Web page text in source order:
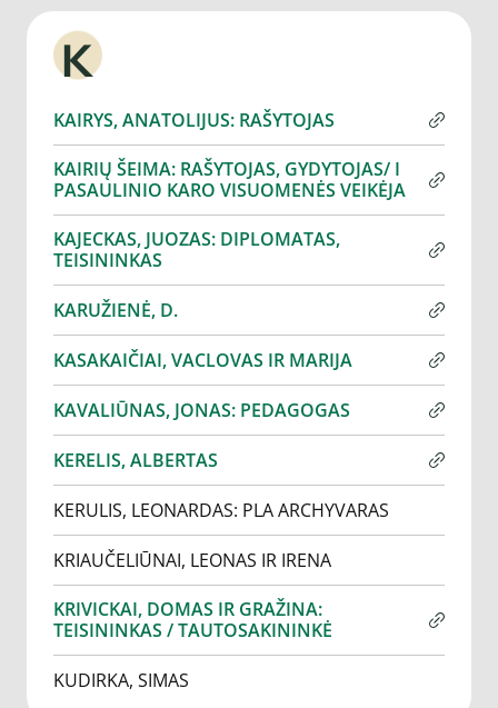
K
KAIRYS, ANATOLIJUS: RAŠYTOJAS
KAIRIŲ ŠEIMA: RAŠYTOJAS, GYDYTOJAS/ I
PASAULINIO KARO VISUOMENĖS VEIKĖJA
KAJECKAS, JUOZAS: DIPLOMATAS,
TEISININKAS
KARUŽIENĖ, D.
KASAKAIČIAI, VACLOVAS IR MARIJA
KAVALIŪNAS, JONAS: PEDAGOGAS
KERELIS, ALBERTAS
KERULIS, LEONARDAS: PLA ARCHYVARAS
KRIAUČELIŪNAI, LEONAS IR IRENA
KRIVICKAI, DOMAS IR GRAŽINA:
TEISININKAS / TAUTOSAKININKĖ
KUDIRKA, SIMAS